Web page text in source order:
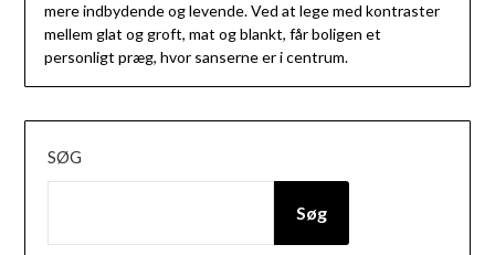
mere indbydende og levende. Ved at lege med kontraster
mellem glat og groft, mat og blankt, får boligen et
personligt præg, hvor sanserne er i centrum.
SØG
Søg